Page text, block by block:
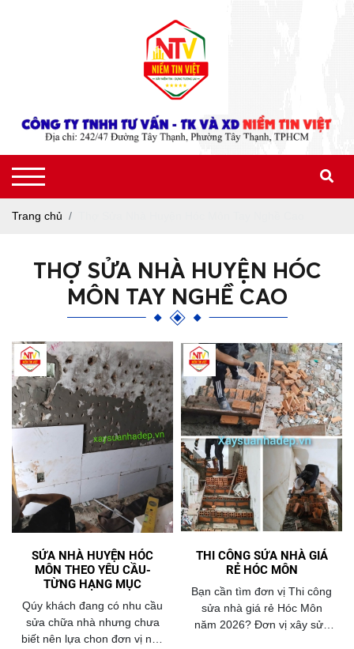
Trang chủ
THỢ SỬA NHÀ HUYỆN HÓC
MÔN TAY NGHỀ CAO
SỬA NHÀ HUYỆN HÓC
MÔN THEO YÊU CẦU-
TỪNG HẠNG MỤC
Qúy khách đang có nhu cầu
sửa chữa nhà nhưng chưa
biết nên lựa chon đơn vị nào
THI CÔNG SỬA NHÀ GIÁ
RẺ HÓC MÔN
Bạn cần tìm đơn vị Thi công
sửa nhà giá rẻ Hóc Môn
năm 2026? Đơn vị xây sửa